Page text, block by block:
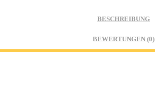
BESCHREIBUNG
BEWERTUNGEN (0)